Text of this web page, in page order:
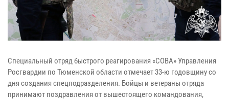
Специальный отряд быстрого реагирования «СОВА» Управления
Росгвардии по Тюменской области отмечает 33-ю годовщину со
дня создания спецподразделения. Бойцы и ветераны отряда
принимают поздравления от вышестоящего командования,